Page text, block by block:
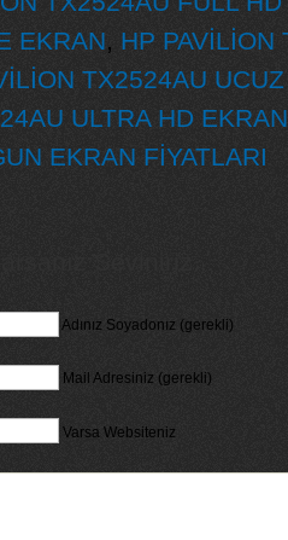
EKRAN, HP PAVİLİON
TX2524AU
ULTRA HD EKRAN
EKRAN FİYATLARI
Adınız Soyadonız (gerekli)
Mail Adresiniz (gerekli)
Varsa Websiteniz